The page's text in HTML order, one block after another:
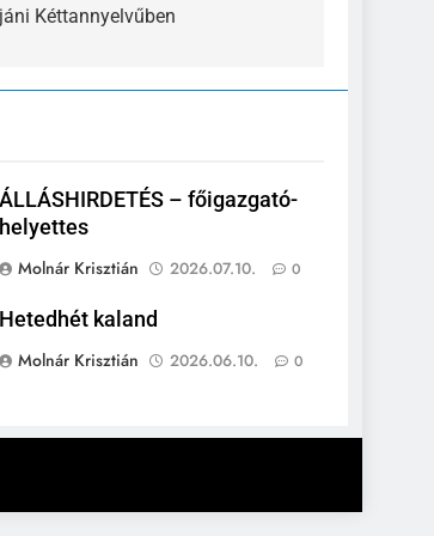
Kéttannyelvűben
ÁLLÁSHIRDETÉS – főigazgató-
helyettes
Molnár Krisztián
2026.07.10. 0
Hetedhét kaland
Molnár Krisztián
2026.06.10. 0